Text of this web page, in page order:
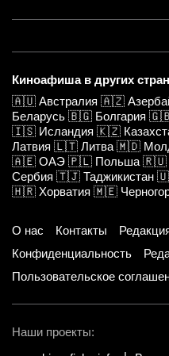
Киноафиша в других
🇦🇺 Австралия 🇦🇿
Беларусь 🇧🇬 Болгария
🇮🇸 Исландия 🇰🇿
Латвия 🇱🇹 Литва 🇲🇩
🇦🇪 ОАЭ 🇵🇱 Польша 🇷🇺
Сербия 🇹🇯 Таджикистан
🇭🇷 Хорватия 🇲🇪
О нас Контакты
Конфиденциальность
Пользовательское
Наши проекты: